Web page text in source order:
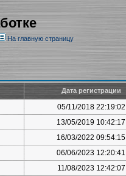
На главную страницу
Дата регистрации
05/11/2018 22:19:02
13/05/2019 10:42:17
16/03/2022 09:54:15
06/06/2023 12:20:41
11/08/2023 12:42:07